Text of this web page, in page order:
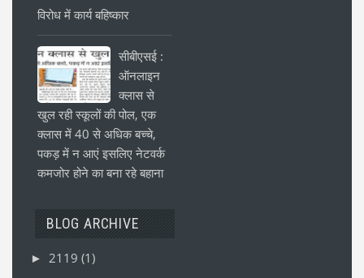
विरोध में कार्य बहिष्कार
सीबीएसई :
ऑनलाइन
क्लास से
खुल रही स्कूलों की पोल, एक
क्लास में 40 से अधिक बच्चे,
पकड़ में न आएं इसलिए नेटवर्क
कमजोर होने का बना रहे बहाना
BLOG ARCHIVE
► 2119 (1)